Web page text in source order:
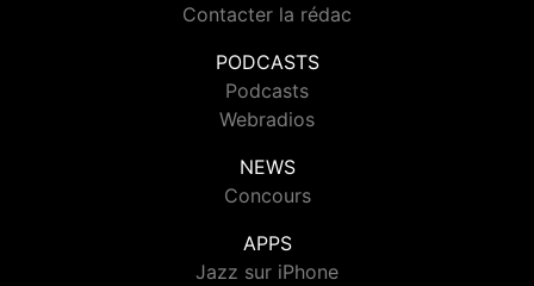
Contacter la rédac
PODCASTS
Podcasts
Webradios
NEWS
Concours
APPS
Jazz sur iPhone